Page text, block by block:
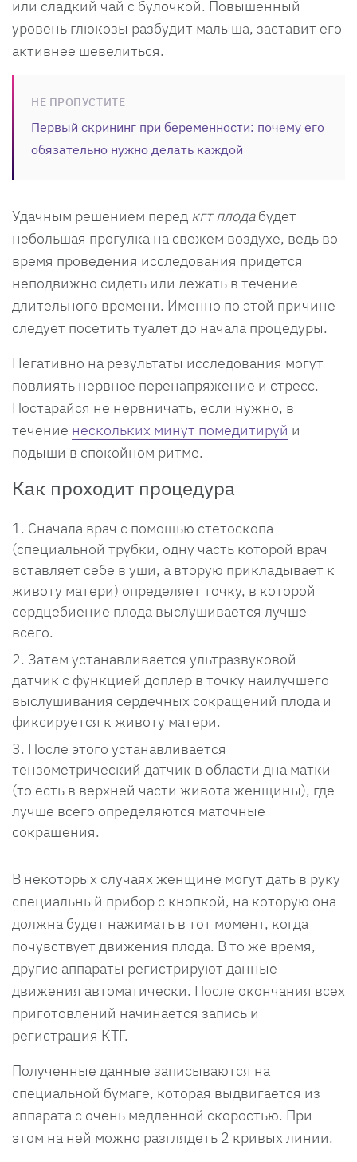
или сладкий чай с булочкой. Повышенный
уровень глюкозы разбудит малыша, заставит его
активнее шевелиться.
НЕ ПРОПУСТИТЕ
Первый скрининг при беременности: почему его
обязательно нужно делать каждой
Удачным решением перед кгт плодабудет
небольшая прогулка на свежем воздухе, ведь во
время проведения исследования придется
неподвижно сидеть или лежать в течение
длительного времени. Именно по этой причине
следует посетить туалет до начала процедуры.
Негативно на результаты исследования могут
повлиять нервное перенапряжение и стресс.
Постарайся не нервничать, если нужно, в
течение нескольких минут помедитируй и
подыши в спокойном ритме.
Как проходит процедура
Сначала врач с помощью стетоскопа
(специальной трубки, одну часть которой врач
вставляет себе в уши, а вторую прикладывает к
животу матери) определяет точку, в которой
сердцебиение плода выслушивается лучше
всего.
Затем устанавливается ультразвуковой
датчик с функцией доплер в точку наилучшего
выслушивания сердечных сокращений плода и
фиксируется к животу матери.
После этого устанавливается
тензометрический датчик в области дна матки
(то есть в верхней части живота женщины), где
лучше всего определяются маточные
сокращения.
В некоторых случаях женщине могут дать в руку
специальный прибор с кнопкой, на которую она
должна будет нажимать в тот момент, когда
почувствует движения плода. В то же время,
другие аппараты регистрируют данные
движения автоматически. После окончания всех
приготовлений начинается запись и
регистрация КТГ.
Полученные данные записываются на
специальной бумаге, которая выдвигается из
аппарата с очень медленной скоростью. При
этом на ней можно разглядеть 2 кривых линии.